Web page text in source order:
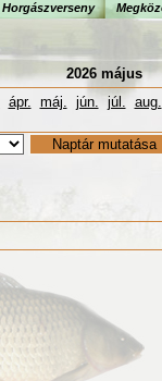
Horgászverseny
2026 május
ápr. máj. jún. júl. aug.